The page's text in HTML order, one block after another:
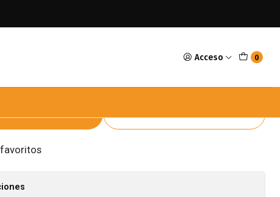
Acceso 0
Formula Light Perro 20kg
Light Perro 20kg